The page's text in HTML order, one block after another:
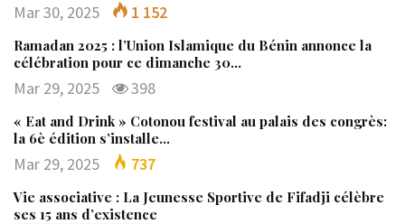
Mar 30, 2025 1 152
Ramadan 2025 : l’Union Islamique du Bénin annonce la
célébration pour ce dimanche 30…
Mar 29, 2025 398
« Eat and Drink » Cotonou festival au palais des congrès:
la 6è édition s’installe…
Mar 29, 2025 737
Vie associative : La Jeunesse Sportive de Fifadji célèbre
ses 15 ans d’existence